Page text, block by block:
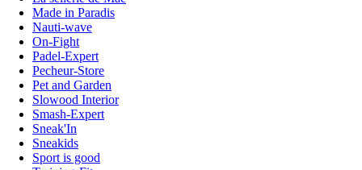
Made in Paradis
Nauti-wave
On-Fight
Padel-Expert
Pecheur-Store
Pet and Garden
Slowood Interior
Smash-Expert
Sneak'In
Sneakids
Sport is good